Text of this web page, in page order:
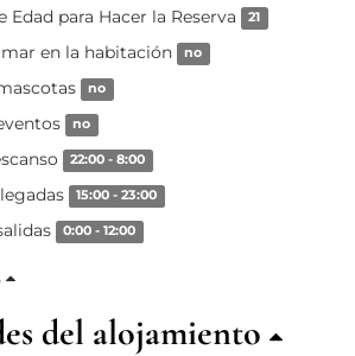
Edad para Hacer la Reserva 21
en la habitación no
no
no
22:00 - 8:00
15:00 - 23:00
0:00 - 12:00
del alojamiento